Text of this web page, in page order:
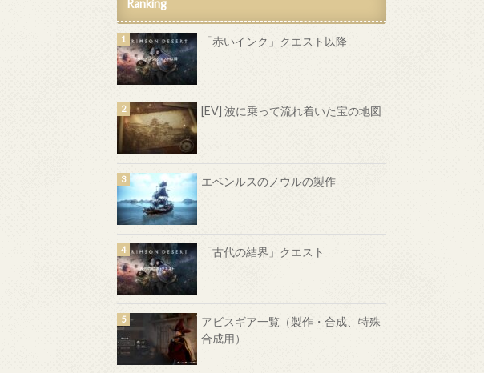
Ranking
「赤いインク」クエスト以降
[EV] 波に乗って流れ着いた宝の地図
エベンルスのノウルの製作
「古代の結界」クエスト
アビスギア一覧（製作・合成、特殊
合成用）